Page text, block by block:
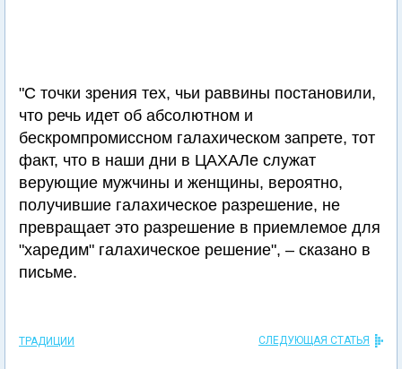
"С точки зрения тех, чьи раввины постановили,
что речь идет об абсолютном и
бескромпромиссном галахическом запрете, тот
факт, что в наши дни в ЦАХАЛе служат
верующие мужчины и женщины, вероятно,
получившие галахическое разрешение, не
превращает это разрешение в приемлемое для
"харедим" галахическое решение", – сказано в
письме.
ТРАДИЦИИ СЛЕДУЮЩАЯ СТАТЬЯ